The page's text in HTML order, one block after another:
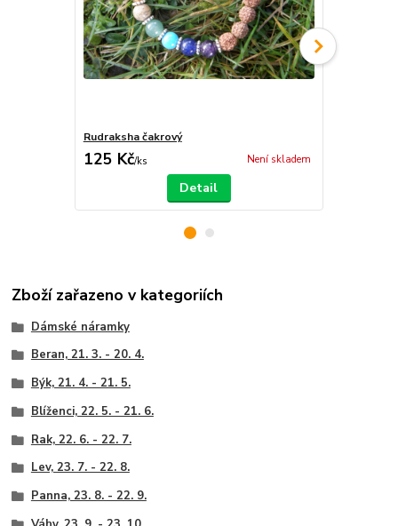
Rudraksha čakrový
125 Kč/ks Není skladem
Detail
Zboží zařazeno v kategoriích
Dámské náramky
Beran, 21. 3. - 20. 4.
Býk, 21. 4. - 21. 5.
Blíženci, 22. 5. - 21. 6.
Rak, 22. 6. - 22. 7.
Lev, 23. 7. - 22. 8.
Panna, 23. 8. - 22. 9.